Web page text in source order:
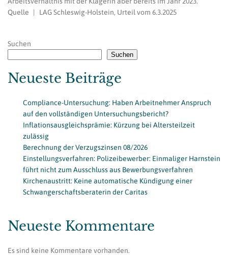
Quelle | LAG Schleswig-Holstein, Urteil vom 6.3.2025
Suchen
Suchen
Neueste Beiträge
Compliance-Untersuchung: Haben Arbeitnehmer Anspruch
auf den vollständigen Untersuchungsbericht?
Inflationsausgleichsprämie: Kürzung bei Altersteilzeit
zulässig
Berechnung der Verzugszinsen 08/2026
Einstellungsverfahren: Polizeibewerber: Einmaliger Harnstein
führt nicht zum Ausschluss aus Bewerbungsverfahren
Kirchenaustritt: Keine automatische Kündigung einer
Schwangerschaftsberaterin der Caritas
Neueste Kommentare
Es sind keine Kommentare vorhanden.